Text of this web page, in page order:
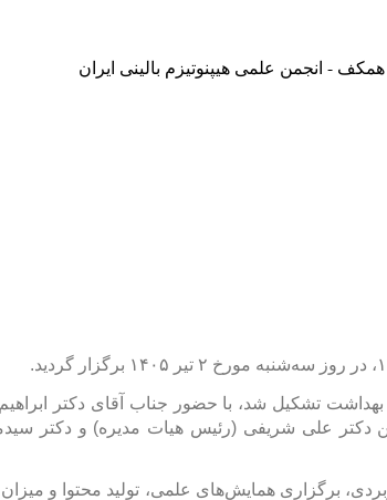
تشکیل شد، با حضور جناب آقای دکتر
دکتر علی شریفی (رئیس هیات مدیره) و دکتر
برگزاری همایش‌های علمی، تولید محتوا و